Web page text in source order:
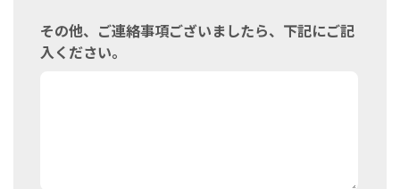
その他、ご連絡事項ございましたら、下記にご記
入ください。